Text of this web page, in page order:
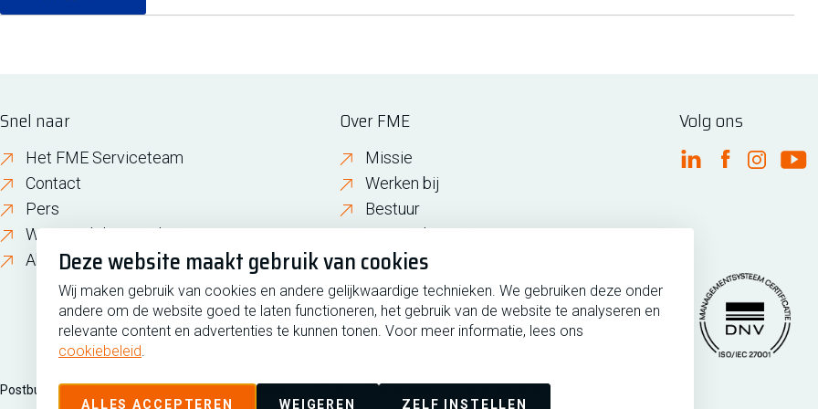
Deze website maakt gebruik van cookies
Wij maken gebruik van cookies en andere gelijkwaardige technieken. We gebruiken deze onder
andere om de website goed te laten functioneren, het gebruik van de website te analyseren en
relevante content en advertenties te kunnen tonen. Voor meer informatie, lees ons
cookiebeleid.
ALLES ACCEPTEREN WEIGEREN ZELF INSTELLEN
Snel naar
Het FME Serviceteam
Contact
Pers
Wijzigen lidmaatschap
About FME
Over FME
Missie
Werken bij
Bestuur
FME in de regio
Geschiedenis
Volg ons
FME Linkedin
FMEFME
Postbus 190, 2700 AD Zoetermeer Zilverstraat 69, 2718 RP Zoetermeer Copyright 2026 @ FME